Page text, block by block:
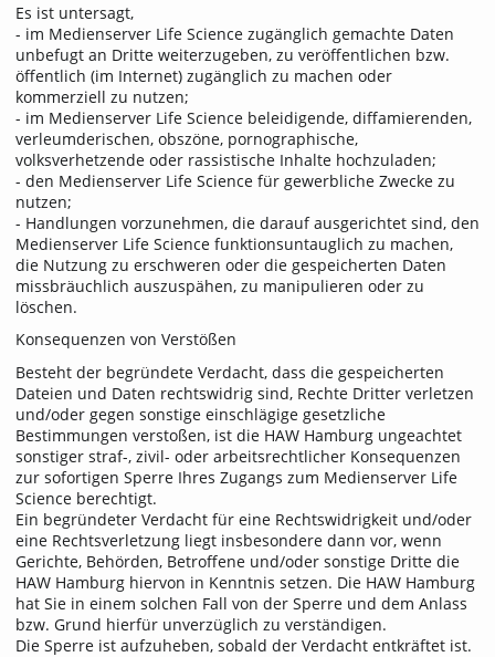
Es ist untersagt,
- im Medienserver Life Science zugänglich gemachte Daten
unbefugt an Dritte weiterzugeben, zu veröffentlichen bzw.
öffentlich (im Internet) zugänglich zu machen oder
kommerziell zu nutzen;
- im Medienserver Life Science beleidigende, diffamierenden,
verleumderischen, obszöne, pornographische,
volksverhetzende oder rassistische Inhalte hochzuladen;
- den Medienserver Life Science für gewerbliche Zwecke zu
nutzen;
- Handlungen vorzunehmen, die darauf ausgerichtet sind, den
Medienserver Life Science funktionsuntauglich zu machen,
die Nutzung zu erschweren oder die gespeicherten Daten
missbräuchlich auszuspähen, zu manipulieren oder zu
löschen.
Konsequenzen von Verstößen
Besteht der begründete Verdacht, dass die gespeicherten
Dateien und Daten rechtswidrig sind, Rechte Dritter verletzen
und/oder gegen sonstige einschlägige gesetzliche
Bestimmungen verstoßen, ist die HAW Hamburg ungeachtet
sonstiger straf-, zivil- oder arbeitsrechtlicher Konsequenzen
zur sofortigen Sperre Ihres Zugangs zum Medienserver Life
Science berechtigt.
Ein begründeter Verdacht für eine Rechtswidrigkeit und/oder
eine Rechtsverletzung liegt insbesondere dann vor, wenn
Gerichte, Behörden, Betroffene und/oder sonstige Dritte die
HAW Hamburg hiervon in Kenntnis setzen. Die HAW Hamburg
hat Sie in einem solchen Fall von der Sperre und dem Anlass
bzw. Grund hierfür unverzüglich zu verständigen.
Die Sperre ist aufzuheben, sobald der Verdacht entkräftet ist.